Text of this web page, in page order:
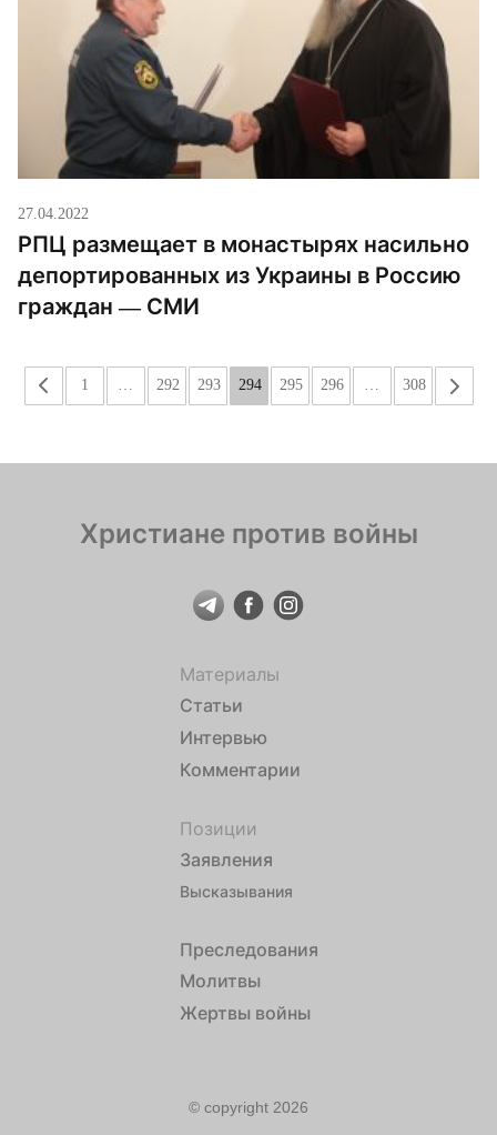
27.04.2022
РПЦ размещает в монастырях насильно
депортированных из Украины в Россию
граждан — СМИ
« 1 … 292 293 294 295 296 … 308 »
Христиане против войны
Материалы
Статьи
Интервью
Комментарии
Позиции
Заявления
Высказывания
Преследования
Молитвы
Жертвы войны
© copyright 2026